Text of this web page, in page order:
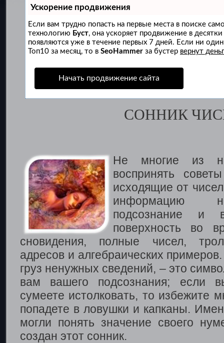
Ускорение продвижения
Если вам трудно попасть на первые места в поиске
технологию Буст, она ускоряет продвижение в
появляются уже в течение первых 7 дней. Если ни один
Топ10 за месяц, то в SeoHammer за бустер вернут
Начать продвижение сайта
СОННИК
Не многие из
воспринять
исходящие от
информацию
подсознание и
поверхность во
сновидения, полные чисел,
адресов и алгебраических
груз ненужных сведений, – это
вам вашего подсознания; если
сумеете истолковать, то избежите
попадете в ловушки и капканы.
могли понять значение своего
создан этот сонник.